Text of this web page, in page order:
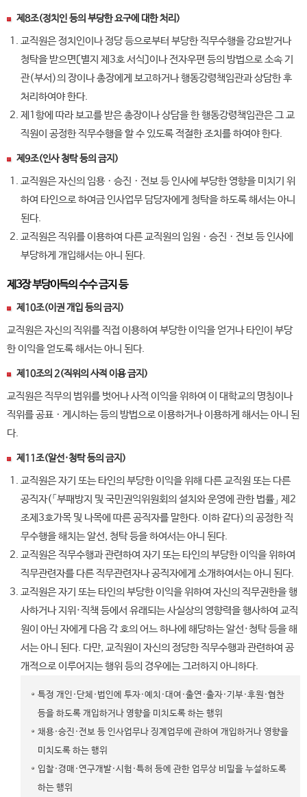
제8조(정치인 등의 부당한 요구에 대한 처리)
교직원은 정치인이나 정당 등으로부터 부당한 직무수행을 강요받거나
청탁을 받으면〔별지 제3호 서식〕이나 전자우편 등의 방법으로 소속 기
관(부서)의 장이나 총장에게 보고하거나 행동강령책임관과 상담한 후
처리하여야 한다.
제1항에 따라 보고를 받은 총장이나 상담을 한 행동강령책임관은 그 교
직원이 공정한 직무수행을 할 수 있도록 적절한 조치를 하여야 한다.
제9조(인사 청탁 등의 금지)
교직원은 자신의 임용ㆍ승진ㆍ전보 등 인사에 부당한 영향을 미치기 위
하여 타인으로 하여금 인사업무 담당자에게 청탁을 하도록 해서는 아니
된다.
교직원은 직위를 이용하여 다른 교직원의 임원ㆍ승진ㆍ전보 등 인사에
부당하게 개입해서는 아니 된다.
제3장 부당이득의 수수 금지 등
제10조(이권 개입 등의 금지)
교직원은 자신의 직위를 직접 이용하여 부당한 이익을 얻거나 타인이 부당
한 이익을 얻도록 해서는 아니 된다.
제10조의 2(직위의 사적 이용 금지)
교직원은 직무의 범위를 벗어나 사적 이익을 위하여 이 대학교의 명칭이나
직위를 공표ㆍ게시하는 등의 방법으로 이용하거나 이용하게 해서는 아니 된
다.
제11조(알선·청탁 등의 금지)
교직원은 자기 또는 타인의 부당한 이익을 위해 다른 교직원 또는 다른
공직자(「부패방지 및 국민권익위원회의 설치와 운영에 관한 법률」 제2
조제3호가목 및 나목에 따른 공직자를 말한다. 이하 같다)의 공정한 직
무수행을 해치는 알선, 청탁 등을 하여서는 아니 된다.
교직원은 직무수행과 관련하여 자기 또는 타인의 부당한 이익을 위하여
직무관련자를 다른 직무관련자나 공직자에게 소개하여서는 아니 된다.
교직원은 자기 또는 타인의 부당한 이익을 위하여 자신의 직무권한을 행
사하거나 지위·직책 등에서 유래되는 사실상의 영향력을 행사하여 교직
원이 아닌 자에게 다음 각 호의 어느 하나에 해당하는 알선·청탁 등을 해
서는 아니 된다. 다만, 교직원이 자신의 정당한 직무수행과 관련하여 공
개적으로 이루어지는 행위 등의 경우에는 그러하지 아니하다.
특정 개인·단체·법인에 투자·예치·대여·출연·출자·기부·후원·협찬
등을 하도록 개입하거나 영향을 미치도록 하는 행위
채용·승진·전보 등 인사업무나 징계업무에 관하여 개입하거나 영향을
미치도록 하는 행위
입찰·경매·연구개발·시험·특허 등에 관한 업무상 비밀을 누설하도록
하는 행위